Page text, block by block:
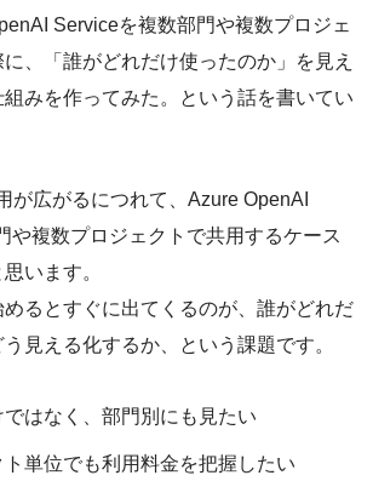
Serviceを複数部門や複数プロジェ
、「誰がどれだけ使ったのか」を見え
みを作ってみた。という話を書いてい
が広がるにつれて、Azure OpenAI
や複数プロジェクトで共用するケース
います。
るとすぐに出てくるのが、誰がどれだ
見える化するか、という課題です。
はなく、部門別にも見たい
単位でも利用料金を把握したい